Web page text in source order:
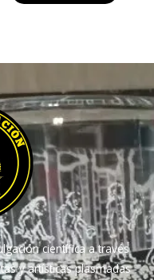
científica a través
y artísticas plasmadas